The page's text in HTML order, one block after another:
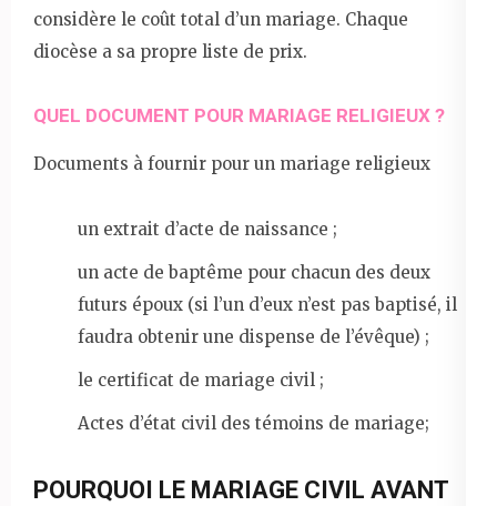
considère le coût total d’un mariage. Chaque
diocèse a sa propre liste de prix.
QUEL DOCUMENT POUR MARIAGE RELIGIEUX ?
Documents à fournir pour un mariage religieux
un extrait d’acte de naissance ;
un acte de baptême pour chacun des deux
futurs époux (si l’un d’eux n’est pas baptisé, il
faudra obtenir une dispense de l’évêque) ;
le certificat de mariage civil ;
Actes d’état civil des témoins de mariage;
POURQUOI LE MARIAGE CIVIL AVANT